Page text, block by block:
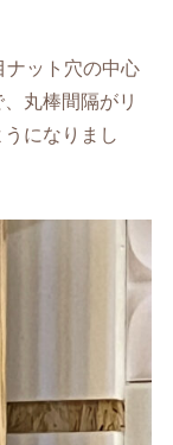
ナット穴の中心
丸棒間隔がリ
になりまし